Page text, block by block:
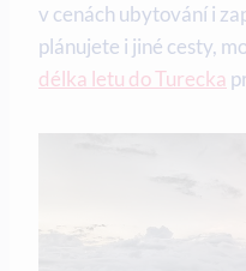
v cenách ubytování i
plánujete i jiné cesty,
délka letu do Turecka